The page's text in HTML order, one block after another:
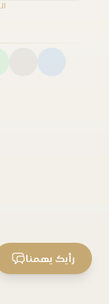
رأيك يهمنا